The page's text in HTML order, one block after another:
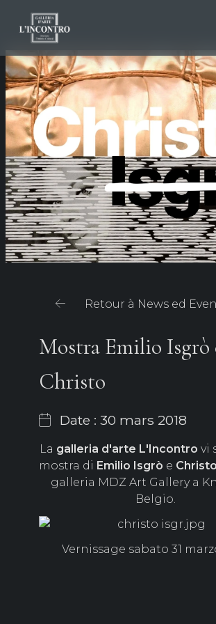
QUI SOMMES-NOU
NEWS ED EVENTS
ARTISTES ET ŒUVRES
EXPOSITIONS
CONTACTS
Retour à News ed
Mostra Emilio Isgrò
Christo
Date : 30 mars 2018
La galleria d'arte L'Incontro vi
mostra di Emilio Isgrò e Christo
galleria MDZ Art Gallery a
Belgio.
Vernissage sabato 31